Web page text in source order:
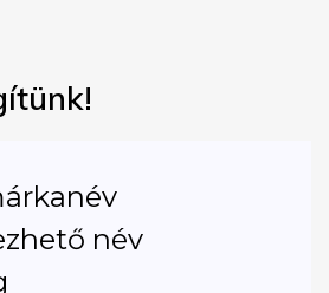
név